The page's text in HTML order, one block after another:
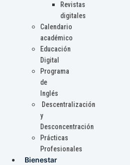
Revistas
digitales
Calendario
académico
Educación
Digital
Programa
de
Inglés
Descentralización
y
Desconcentración
Prácticas
Profesionales
Bienestar